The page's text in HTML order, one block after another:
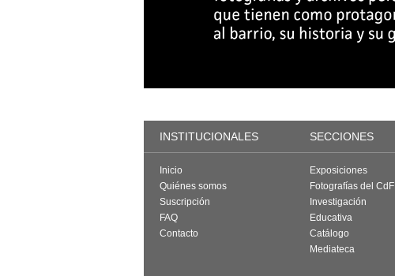
INSTITUCIONALES SECCIONES
Inicio
Quiénes somos
Suscripción
FAQ
Contacto
Exposiciones
Fotografías del CdF
Investigación
Educativa
Catálogo
Mediateca